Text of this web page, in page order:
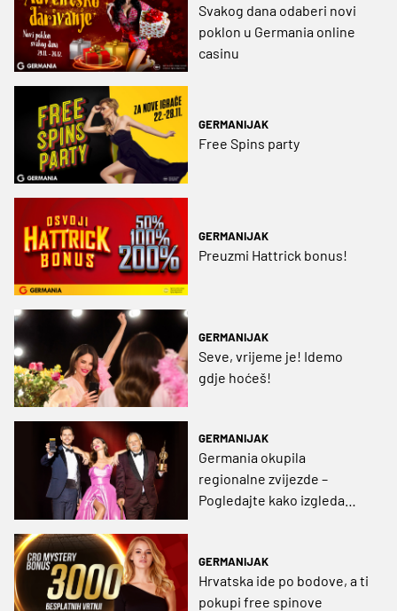
Svakog dana odaberi novi
poklon u Germania online
casinu
GERMANIJAK
Free Spins party
GERMANIJAK
Preuzmi Hattrick bonus!
GERMANIJAK
Seve, vrijeme je! Idemo
gdje hoćeš!
GERMANIJAK
Germania okupila
regionalne zvijezde –
Pogledajte kako izgleda
GERMANIJAK
Hrvatska ide po bodove, a ti
pokupi free spinove